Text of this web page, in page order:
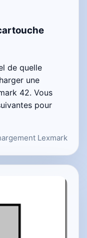
de quelle
une
42. Vous
pour
Lexmark